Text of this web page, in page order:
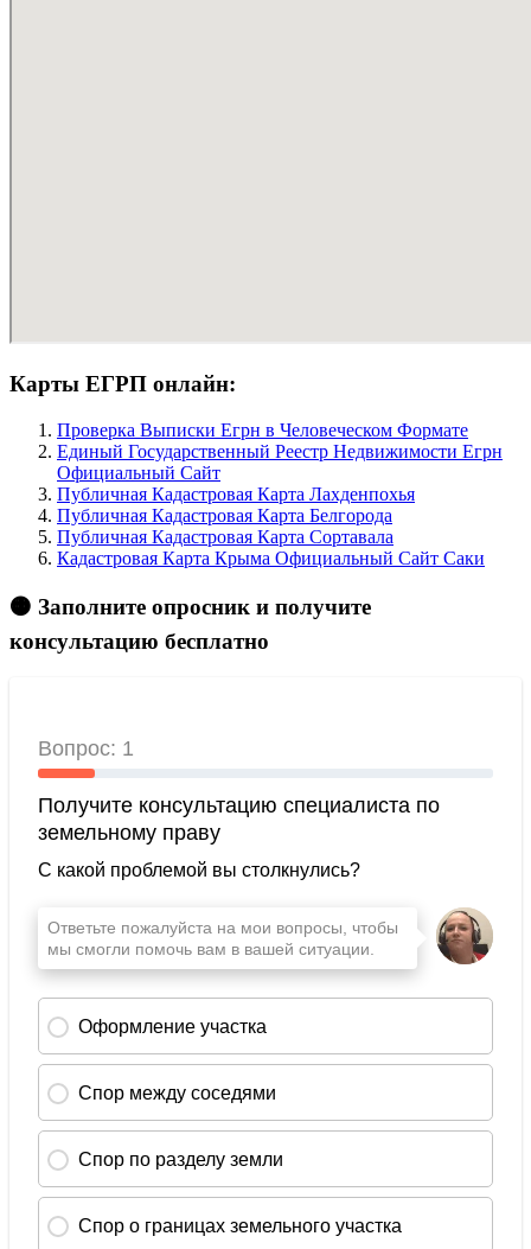
Карты ЕГРП онлайн:
Проверка Выписки Егрн в Человеческом Формате
Единый Государственный Реестр Недвижимости Егрн
Официальный Сайт
Публичная Кадастровая Карта Лахденпохья
Публичная Кадастровая Карта Белгорода
Публичная Кадастровая Карта Сортавала
Кадастровая Карта Крыма Официальный Сайт Саки
🟠 Заполните опросник и получите
консультацию бесплатно